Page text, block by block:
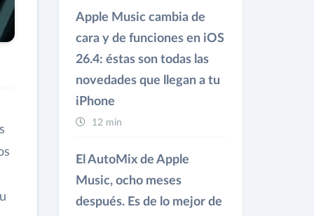
Apple Music cambia de
cara y de funciones en iOS
26.4: éstas son todas las
novedades que llegan a tu
iPhone
12 min
El AutoMix de Apple
Music, ocho meses
después. Es de lo mejor de